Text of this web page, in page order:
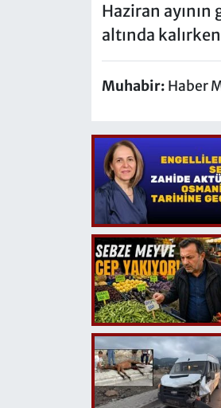
Haziran
altında
Muhabir: Haber